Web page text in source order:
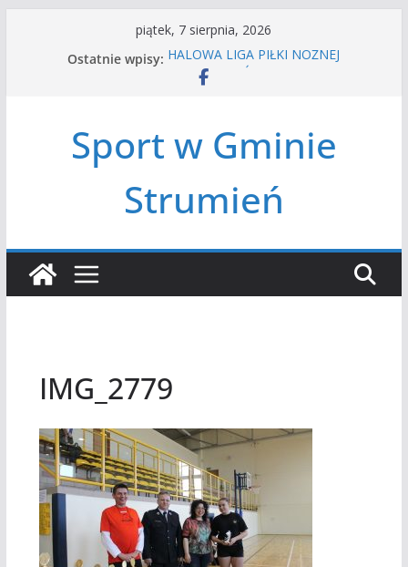
piątek, 7 sierpnia, 2026
Ostatnie wpisy: HALOWA LIGA PIŁKI NOŻNEJ
LATO W MIEŚCIE’2026
Czwórbój lekkoatletyczny
Sport w Gminie
Strumień
IMG_2779